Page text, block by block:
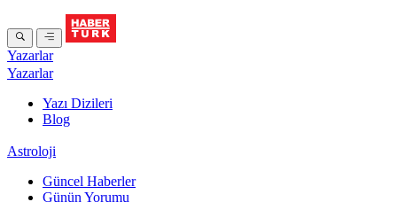
Yazarlar
Yazarlar
Yazı Dizileri
Blog
Astroloji
Güncel Haberler
Günün Yorumu